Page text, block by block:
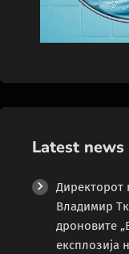
Latest news
Директорот
Владимир
дроновите
експлозија